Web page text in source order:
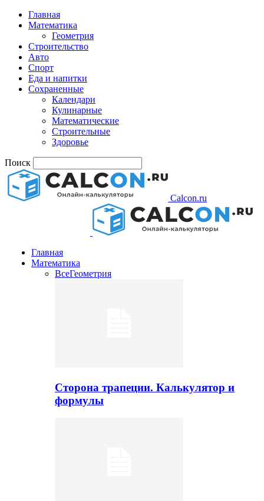
Главная
Математика
Геометрия
Строительство
Авто
Спорт
Еда и напитки
Сохраненные
Календари
Кулинарные
Математические
Строительные
Здоровье
Поиск
Calcon.ru
Главная
Математика
ВсеГеометрия
Сторона трапеции. Калькулятор и
формулы